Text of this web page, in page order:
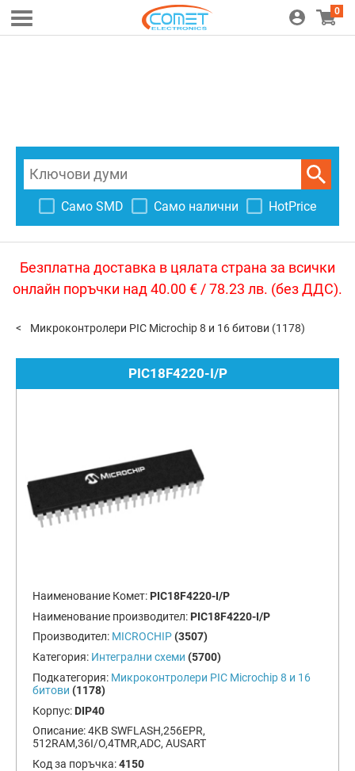
0
Само SMD Само налични HotPrice
Безплатна доставка в цялата страна за всички
онлайн поръчки над 40.00 € / 78.23 лв. (без ДДС).
Микроконтролери PIC Microchip 8 и 16 битови (1178)
PIC18F4220-I/P
Наименование Комет: PIC18F4220-I/P
Наименование производител: PIC18F4220-I/P
Производител: MICROCHIP (3507)
Категория: Интегрални схеми (5700)
Подкатегория: Микроконтролери PIC Microchip 8 и 16
битови (1178)
Корпус: DIP40
Описание:4KB SWFLASH,256EPR,
512RAM,36I/O,4TMR,ADC, AUSART
Код за поръчка:4150